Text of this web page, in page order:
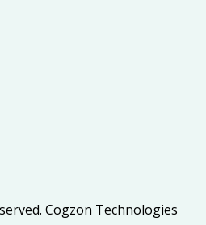
Cogzon Technologies